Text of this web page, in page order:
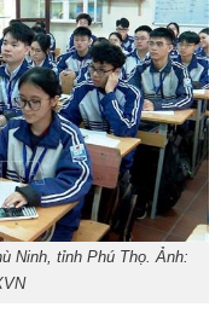
Ninh, tỉnh Phú Thọ. Ảnh: